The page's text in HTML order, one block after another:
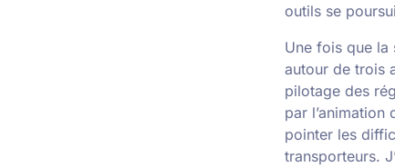
outils se
Une fois que la
autour de trois
pilotage des
par
pointer les
transporteurs.